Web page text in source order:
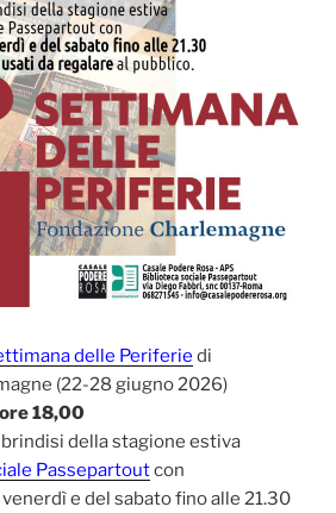
delle Periferie di
(22-28 giugno 2026)
18,00
della stagione estiva
Passepartoutcon
e del sabato fino alle 21.30